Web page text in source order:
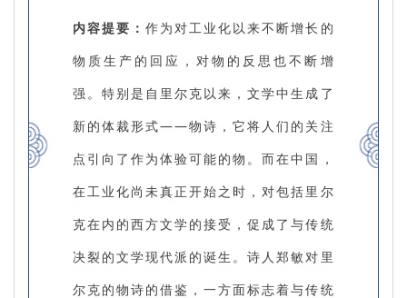
内容提要：作为对工业化以来不断增长的
物质生产的回应，对物的反思也不断增
强。特别是自里尔克以来，文学中生成了
新的体裁形式——物诗，它将人们的关注
点引向了作为体验可能的物。而在中国，
在工业化尚未真正开始之时，对包括里尔
克在内的西方文学的接受，促成了与传统
决裂的文学现代派的诞生。诗人郑敏对里
尔克的物诗的借鉴，一方面标志着与传统